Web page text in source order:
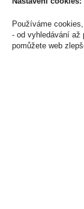
Používáme
- od vyhledávání
pomůžete web